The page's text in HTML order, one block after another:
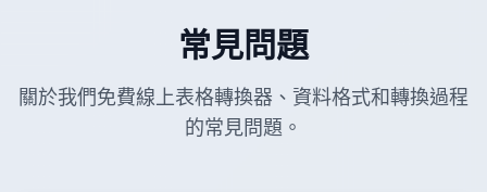
常見問題
關於我們免費線上表格轉換器、資料格式和轉換過程
的常見問題。